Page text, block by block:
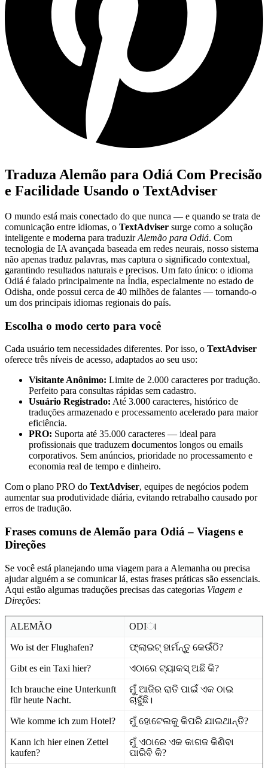
Traduza Alemão para Odiá Com Precisão
e Facilidade Usando o TextAdviser
O mundo está mais conectado do que nunca — e quando se trata de
comunicação entre idiomas, o TextAdviser surge como a solução
inteligente e moderna para traduzirAlemão para Odiá. Com
tecnologia de IA avançada baseada em redes neurais, nosso sistema
não apenas traduz palavras, mas captura o significado contextual,
garantindo resultados naturais e precisos. Um fato único: o idioma
Odiá é falado principalmente na Índia, especialmente no estado de
Odisha, onde possui cerca de 40 milhões de falantes — tornando-o
um dos principais idiomas regionais do país.
Escolha o modo certo para você
Cada usuário tem necessidades diferentes. Por isso, o TextAdviser
oferece três níveis de acesso, adaptados ao seu uso:
Visitante Anônimo: Limite de 2.000 caracteres por tradução.
Perfeito para consultas rápidas sem cadastro.
Usuário Registrado: Até 3.000 caracteres, histórico de
traduções armazenado e processamento acelerado para maior
eficiência.
PRO: Suporta até 35.000 caracteres — ideal para
profissionais que traduzem documentos longos ou emails
corporativos. Sem anúncios, prioridade no processamento e
economia real de tempo e dinheiro.
Com o plano PRO do TextAdviser, equipes de negócios podem
aumentar sua produtividade diária, evitando retrabalho causado por
erros de tradução.
Frases comuns de Alemão para Odiá – Viagens e
Direções
Se você está planejando uma viagem para a Alemanha ou precisa
ajudar alguém a se comunicar lá, estas frases práticas são essenciais.
Aqui estão algumas traduções precisas das categorias Viagem e
Direções:
ALEMÃO ODIା
Wo ist der Flughafen? ଫ୍ଲାଇଟ୍ ହାର୍ମନ୍ତୁ କେଉଁଠି?
Gibt es ein Taxi hier? ଏଠାରେ ଟ୍ୟାକସ୍ ଅଛି କି?
Ich brauche eine Unterkunft
für heute Nacht.
ମୁଁ ଆଜିର ରାତି ପାଇଁ ଏକ ଠାଇ
ଚାହୁଁଛି।
Wie komme ich zum Hotel? ମୁଁ ହୋଟେଲକୁ କିପରି ଯାଇଥାନ୍ତି?
Kann ich hier einen Zettel
kaufen?
ମୁଁ ଏଠାରେ ଏକ କାଗଜ କିଣିବା
ପାରିବି କି?